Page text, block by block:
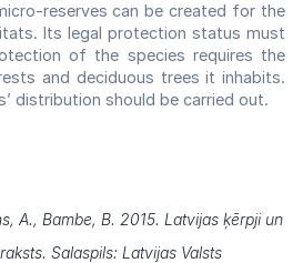
reserves can be created for the
Its legal protection status must
of the species requires the
and deciduous trees it inhabits.
distribution should be carried out.
A., Bambe, B. 2015. Latvijas ķērpji un
Salaspils: Latvijas Valsts